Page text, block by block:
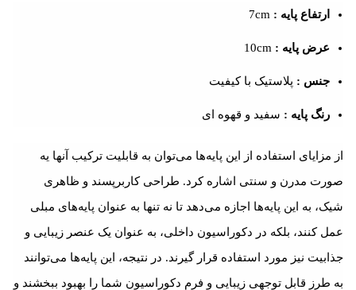
ارتفاع پایه : 7cm
عرض پایه : 10cm
جنس : پلاستیک با کیفیت
رنگ پایه : سفید و قهوه ای
از مزایای استفاده از این پایه‌ها می‌توان به قابلیت ترکیب آنها یه
صورت مدرن و سنتی اشاره کرد. طراحی کاربرپسند و ظاهری
شیک، به این پایه‌ها اجازه می‌دهد تا نه تنها به عنوان پایه‌های مبلی
عمل کنند، بلکه در دکوراسیون داخلی، به عنوان یک عنصر زیبایی و
جذابیت نیز مورد استفاده قرار گیرند. در نتیجه، این پایه‌ها می‌توانند
به طرز قابل توجهی زیبایی و فرم دکوراسیون شما را بهبود ببخشند و